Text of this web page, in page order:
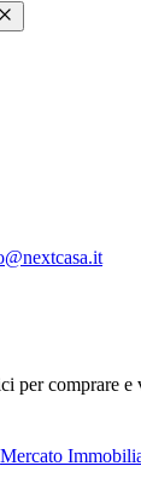
per comprare
Mercato